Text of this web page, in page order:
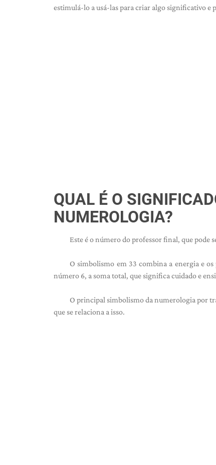
estimulá-lo a usá-las para criar algo significativo e
QUAL É O
NUMEROLOGIA?
Este é o número do professor final, que pode
O simbolismo em 33 combina a energia e
número 6, a soma total, que significa cuidado e
O principal simbolismo da numerologia por
que se relaciona a isso.